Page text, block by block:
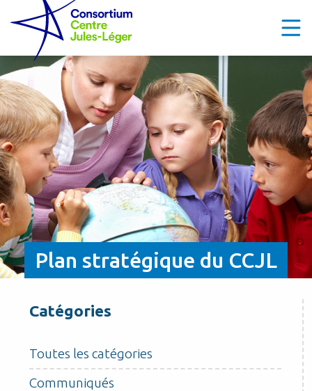
Plan stratégique du CCJL
Catégories
Toutes les catégories
Communiqués